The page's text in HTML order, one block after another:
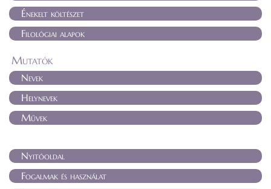
Énekelt költészet
Filológiai alapok
Mutatók
Nevek
Helynevek
Művek
Nyitóoldal
Fogalmak és használat